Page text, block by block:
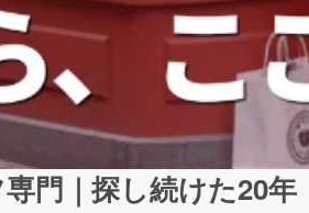
門｜探し続けた20